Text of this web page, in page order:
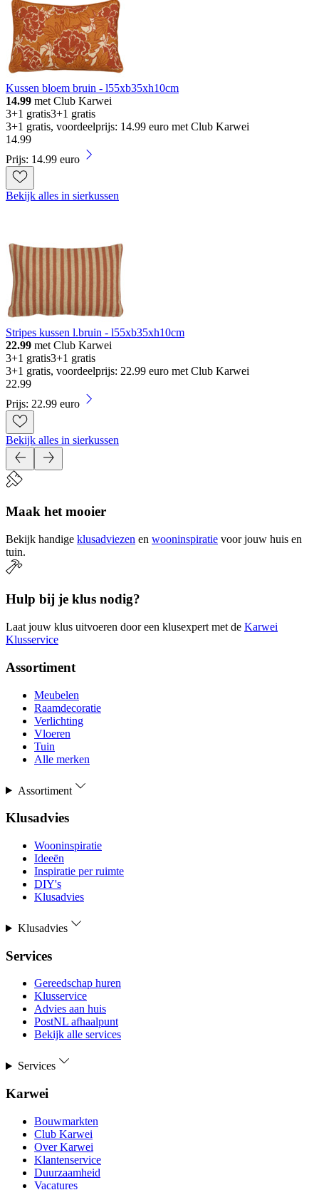
Kussen bloem bruin - l55xb35xh10cm
14.99 met Club Karwei
3+1 gratis3+1 gratis
3+1 gratis, voordeelprijs: 14.99 euro met Club Karwei
14.99
Prijs: 14.99 euro
Bekijk alles in sierkussen
Stripes kussen l.bruin - l55xb35xh10cm
22.99 met Club Karwei
3+1 gratis3+1 gratis
3+1 gratis, voordeelprijs: 22.99 euro met Club Karwei
22.99
Prijs: 22.99 euro
Bekijk alles in sierkussen
Maak het mooier
Bekijk handige klusadviezen en wooninspiratie voor jouw huis en
tuin.
Hulp bij je klus nodig?
Laat jouw klus uitvoeren door een klusexpert met de Karwei
Klusservice
Assortiment
Meubelen
Raamdecoratie
Verlichting
Vloeren
Tuin
Alle merken
Assortiment
Klusadvies
Wooninspiratie
Ideeën
Inspiratie per ruimte
DIY's
Klusadvies
Klusadvies
Services
Gereedschap huren
Klusservice
Advies aan huis
PostNL afhaalpunt
Bekijk alle services
Services
Karwei
Bouwmarkten
Club Karwei
Over Karwei
Klantenservice
Duurzaamheid
Vacatures